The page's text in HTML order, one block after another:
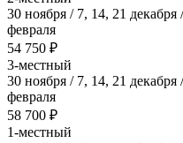
30 ноября / 7, 14, 21
февраля
54 750 ₽
3-местный
30 ноября / 7, 14, 21
февраля
58 700 ₽
1-местный